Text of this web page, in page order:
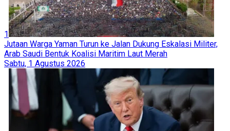
1
Jutaan Warga Yaman Turun ke Jalan Dukung Eskalasi Militer,
Arab Saudi Bentuk Koalisi Maritim Laut Merah
Sabtu, 1 Agustus 2026